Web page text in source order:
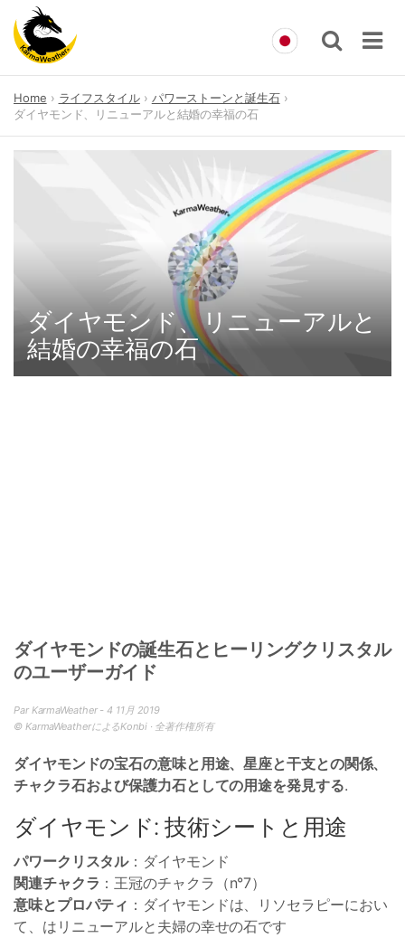
content
Home ライフスタイル
パワーストーンと誕生石
ダイヤモンド、リニューアルと結婚の幸福の石
ダイヤモンド、リニューアルと
結婚の幸福の石
ダイヤモンドの誕生石とヒーリングクリスタル
のユーザーガイド
Par KarmaWeather - 4 11月 2019
© KarmaWeatherによるKonbi · 全著作権所有
ダイヤモンドの宝石の意味と用途、星座と干支との関係、
チャクラ石および保護力石としての用途を発見する.
ダイヤモンド: 技術シートと用途
パワークリスタル：ダイヤモンド
関連チャクラ ：王冠のチャクラ（n°7）
意味とプロパティ ：ダイヤモンドは、リソセラピーにおい
て、はリニューアルと夫婦の幸せの石です